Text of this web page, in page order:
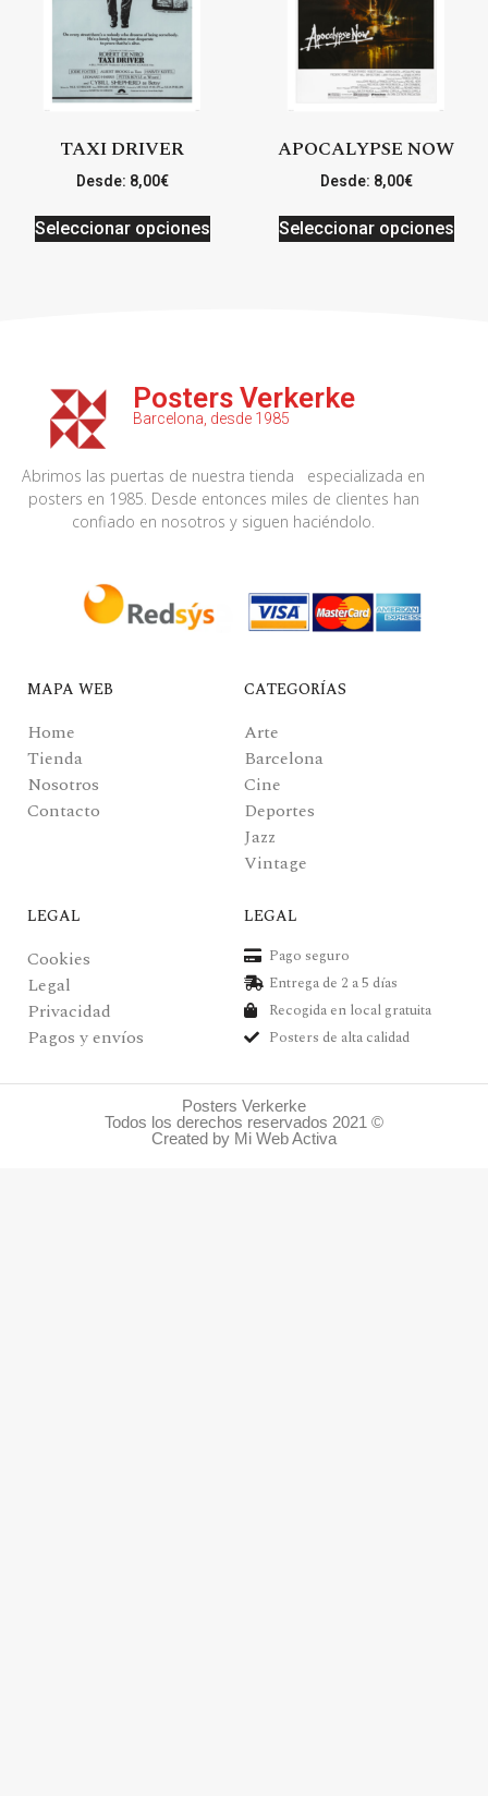
TAXI DRIVER
Desde: 8,00€
Seleccionar opciones
APOCALYPSE NOW
Desde: 8,00€
Seleccionar opciones
Posters Verkerke
Barcelona, desde 1985
Abrimos las puertas de nuestra tienda especializada en
posters en 1985. Desde entonces miles de clientes han
confiado en nosotros y siguen haciéndolo.
MAPA WEB
Home
Tienda
Nosotros
Contacto
CATEGORÍAS
Arte
Barcelona
Cine
Deportes
Jazz
Vintage
LEGAL
Cookies
Legal
Privacidad
Pagos y envíos
LEGAL
Pago seguro
Entrega de 2 a 5 días
Recogida en local gratuita
Posters de alta calidad
Posters Verkerke
Todos los derechos reservados 2021 ©
Created by Mi Web Activa